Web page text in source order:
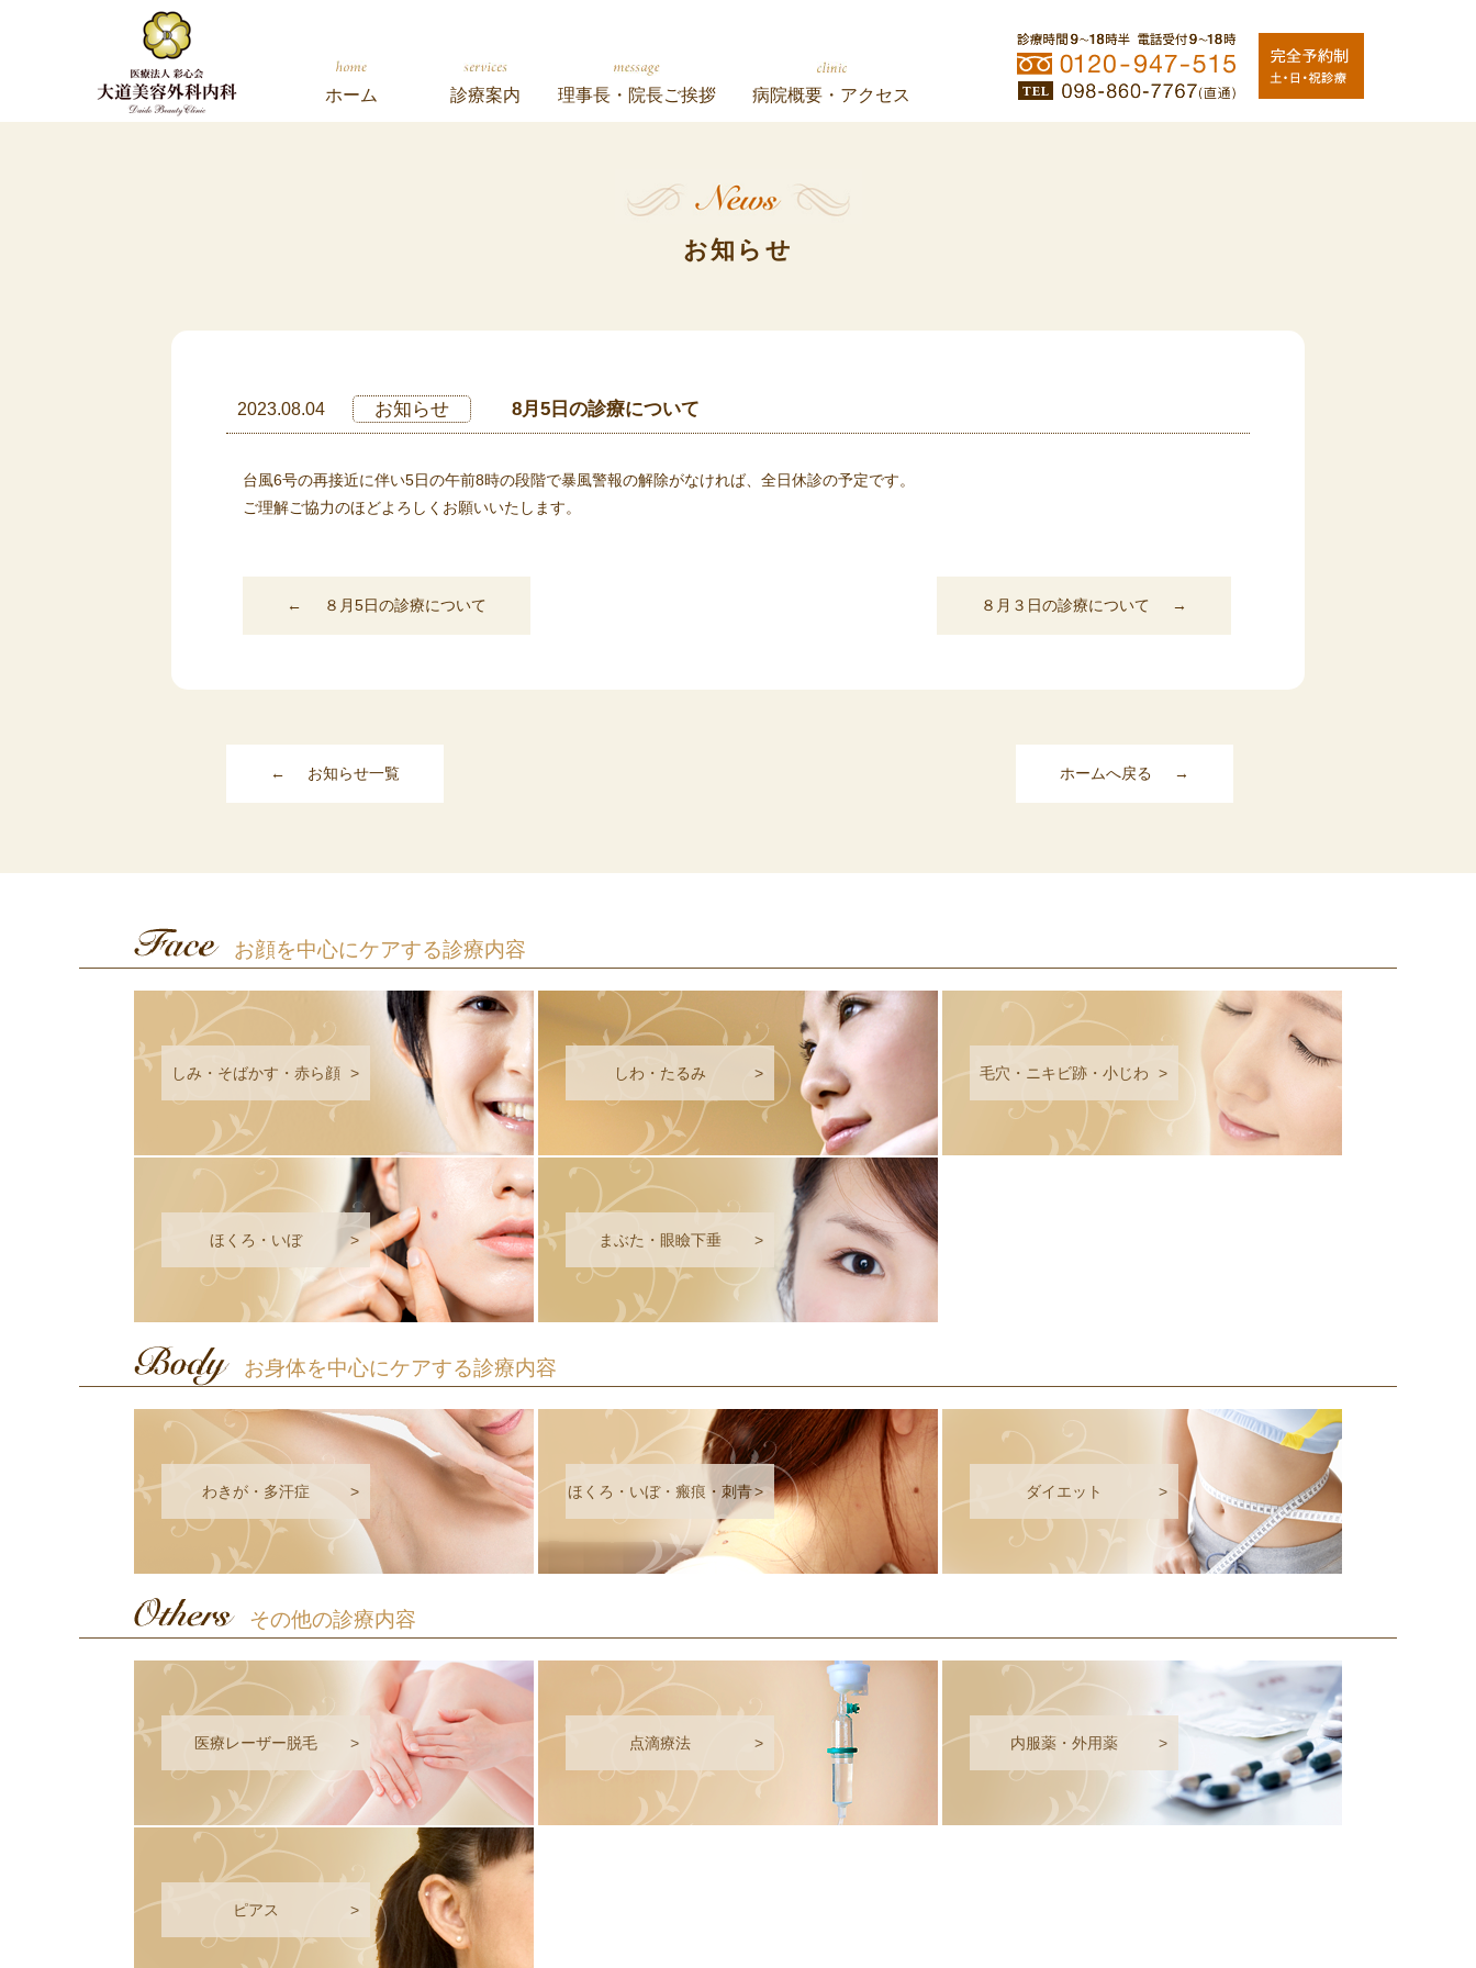
ホーム 診療案内 理事長・院長ご挨拶 病院概要・アクセス
お知らせ
2023.08.04 お知らせ 8月5日の診療について
台風6号の再接近に伴い5日の午前8時の段階で暴風警報の解除がなければ、全日休診の予定です。
ご理解ご協力のほどよろしくお願いいたします。
← ８月5日の診療について ８月３日の診療について →
← お知らせ一覧 ホームへ戻る →
お顔を中心にケアする診療内容
しみ・そばかす・赤ら顔 > しわ・たるみ > 毛穴・ニキビ跡・小じわ >
ほくろ・いぼ > まぶた・眼瞼下垂 >
お身体を中心にケアする診療内容
わきが・多汗症 > ほくろ・いぼ・瘢痕・刺青> ダイエット >
その他の診療内容
医療レーザー脱毛 > 点滴療法 > 内服薬・外用薬 >
ピアス >